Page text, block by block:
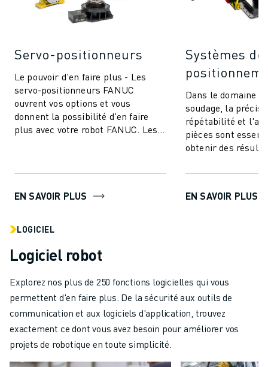
Servo-positionneurs
Le pouvoir d'en faire plus - Les
servo-positionneurs FANUC
ouvrent vos options et vous
donnent la possibilité d'en faire
plus avec votre robot FANUC. Les
EN SAVOIR PLUS
Systèmes de
Dans le domaine
soudage, la
répétabilité et
pièces sont
obtenir des
positionneur...
EN SAVOIR PLUS
LOGICIEL
Logiciel robot
Explorez nos plus de 250 fonctions logicielles qui vous
permettent d'en faire plus. De la sécurité aux outils de
communication et aux logiciels d'application, trouvez
exactement ce dont vous avez besoin pour améliorer vos
projets de robotique en toute simplicité.